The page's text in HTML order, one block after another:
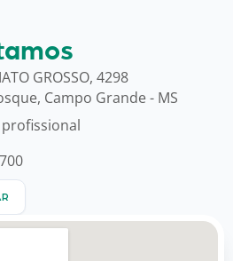
GROSSO, 4298
Campo Grande - MS